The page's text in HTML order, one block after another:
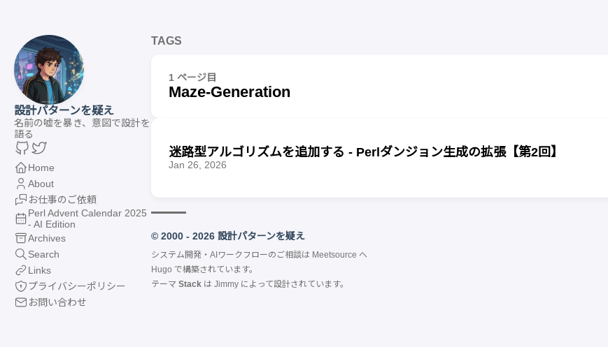
設計パターンを疑え
名前の嘘を暴き、意図で設計を
語る
Home
About
お仕事のご依頼
Perl Advent Calendar 2025
- AI Edition
Archives
Search
Links
プライバシーポリシー
お問い合わせ
TAGS
1 ページ目
Maze-Generation
迷路型アルゴリズムを追加する - Perlダンジョン生成の拡張【第2回】
Jan 26, 2026
© 2000 - 2026 設計パターンを疑え
システム開発・AIワークフローのご相談は Meetsource へ
Hugo で構築されています。
テーマ Stackは Jimmyによって設計されています。